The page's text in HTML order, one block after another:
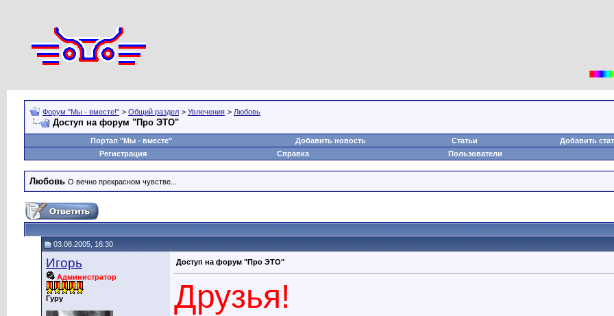
Форум "Мы - вместе!" > Общий раздел > Увлечения > Любовь
Доступ на форум "Про ЭТО"
Портал "Мы - вместе" Добавить новость Статьи
Добавить
Регистрация
Справка Пользователи
Любовь О вечно прекрасном чувстве...
03.08.2005, 16:30
Игорь
Администратор
Гуру
Доступ на форум "Про ЭТО"
Друзья!